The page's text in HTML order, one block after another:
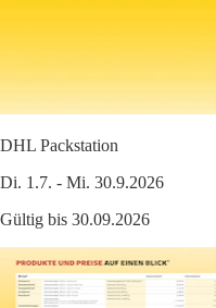
DHL Packstation
Di. 1.7. - Mi. 30.9.2026
Gültig bis 30.09.2026